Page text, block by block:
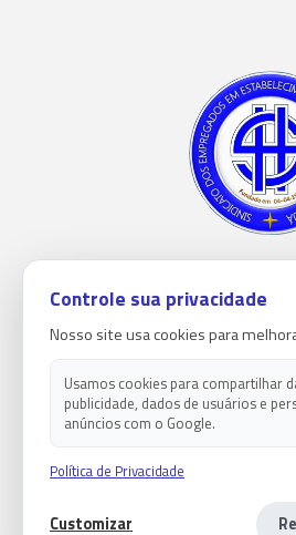
Controle sua privacidade
Nosso site usa cookies para
Usamos cookies para compartilhar
publicidade, dados de usuários e
anúncios com o Google.
Política de Privacidade
Customizar